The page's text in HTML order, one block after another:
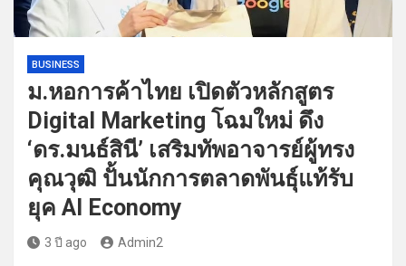
BUSINESS
ม.หอการค้าไทย เปิดตัวหลักสูตร
Digital Marketing โฉมใหม่ ดึง
‘ดร.มนธ์สินี’ เสริมทัพอาจารย์ผู้ทรง
คุณวุฒิ ปั้นนักการตลาดพันธุ์แท้รับ
ยุค AI Economy
3 ปี ago Admin2